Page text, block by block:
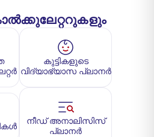
കുട്ടികളുടെ
വിദ്യാഭ്യാസ പ്ലാനർ
നീഡ് അനാലിസിസ്
പ്ലാനർ